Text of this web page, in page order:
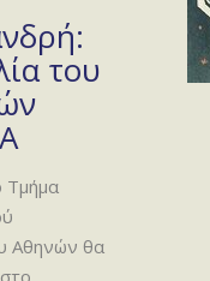
του
Τμήμα
Αθηνών θα